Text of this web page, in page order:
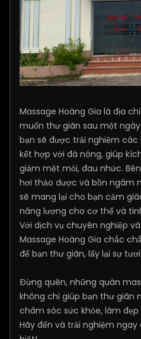
Massage Hoàng Gia là địa
muốn thư giãn sau một
bạn sẽ được trải nghiệm
kết hợp với đá nóng, giúp
giảm mệt mỏi, đau nhức.
hơi thảo dược và bồn ngâm
sẽ mang lại cho bạn cảm
năng lượng cho cơ thể và
Với dịch vụ chuyên nghiệp
Massage Hoàng Gia chắc
để bạn thư giãn, lấy lại sự
Đừng quên, những quán
không chỉ giúp bạn thư giãn
chăm sóc sức khỏe, làm
Hãy đến và trải nghiệm